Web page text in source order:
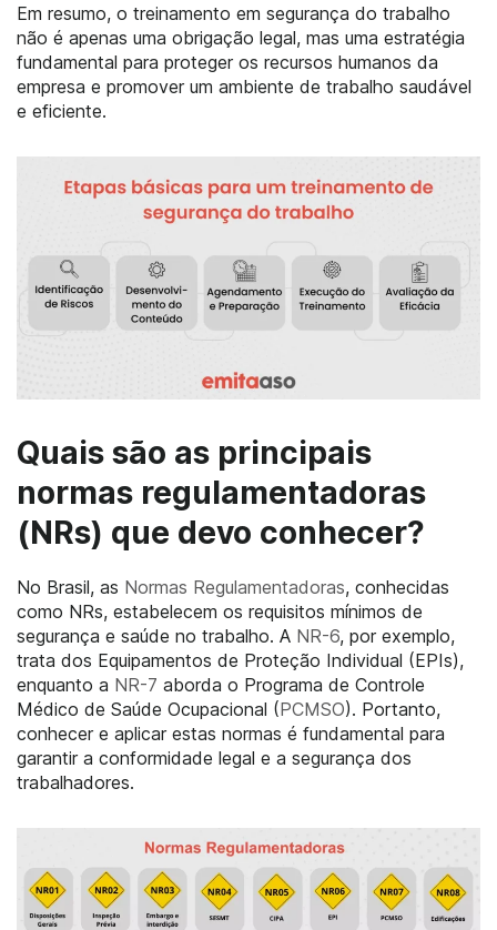
Em resumo, o treinamento em segurança do trabalho
não é apenas uma obrigação legal, mas uma estratégia
fundamental para proteger os recursos humanos da
empresa e promover um ambiente de trabalho saudável
e eficiente.
Quais são as principais
normas regulamentadoras
(NRs) que devo conhecer?
No Brasil, as Normas Regulamentadoras, conhecidas
como NRs, estabelecem os requisitos mínimos de
segurança e saúde no trabalho. A NR-6, por exemplo,
trata dos Equipamentos de Proteção Individual (EPIs),
enquanto a NR-7 aborda o Programa de Controle
Médico de Saúde Ocupacional (PCMSO). Portanto,
conhecer e aplicar estas normas é fundamental para
garantir a conformidade legal e a segurança dos
trabalhadores.